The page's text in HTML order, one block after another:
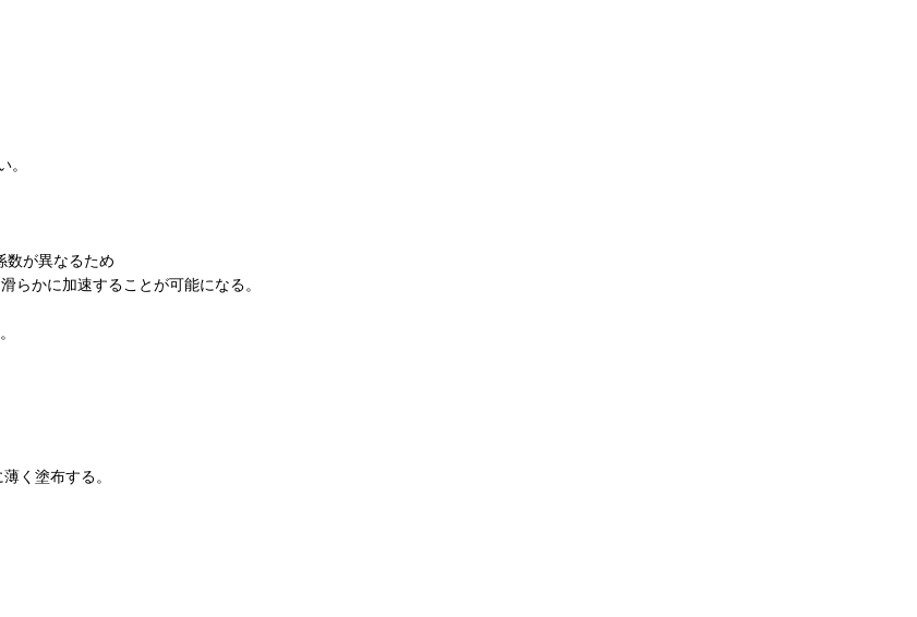
数が異なるため
らかに加速することが可能になる。
く塗布する。